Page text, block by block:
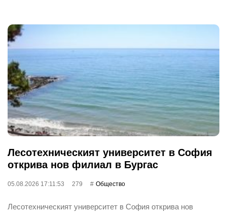
Лесотехническият университет в София
открива нов филиал в Бургас
05.08.2026 17:11:53 279 Общество
Лесотехническият университет в София открива нов